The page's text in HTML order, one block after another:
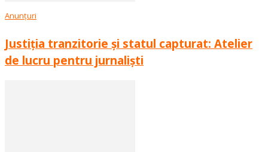
Anunțuri
Justiția tranzitorie și statul capturat: Atelier
de lucru pentru jurnaliști